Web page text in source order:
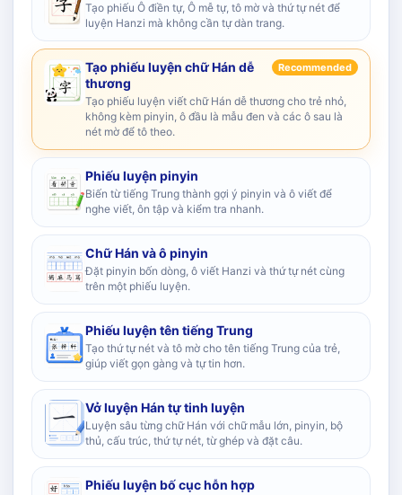
Tạo phiếu Ô điền tự, Ô mễ tự, tô mờ và thứ tự nét để
luyện Hanzi mà không cần tự dàn trang.
Tạo phiếu luyện chữ Hán dễ
thương
Recommended
Tạo phiếu luyện viết chữ Hán dễ thương cho trẻ nhỏ,
không kèm pinyin, ô đầu là mẫu đen và các ô sau là
nét mờ để tô theo.
Phiếu luyện pinyin
Biến từ tiếng Trung thành gợi ý pinyin và ô viết để
nghe viết, ôn tập và kiểm tra nhanh.
Chữ Hán và ô pinyin
Đặt pinyin bốn dòng, ô viết Hanzi và thứ tự nét cùng
trên một phiếu luyện.
Phiếu luyện tên tiếng Trung
Tạo thứ tự nét và tô mờ cho tên tiếng Trung của trẻ,
giúp viết gọn gàng và tự tin hơn.
Vở luyện Hán tự tinh luyện
Luyện sâu từng chữ Hán với chữ mẫu lớn, pinyin, bộ
thủ, cấu trúc, thứ tự nét, từ ghép và đặt câu.
Phiếu luyện bố cục hỗn hợp